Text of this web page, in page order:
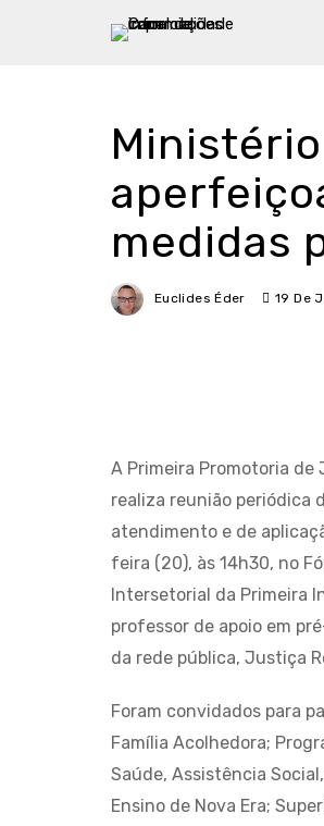
medidas
Euclides Éder 19 De
A Primeira Promotoria
realiza reunião periódica
atendimento e de
feira (20), às 14h30, no
Intersetorial da Primeira
professor de apoio em
da rede pública, Justiça
Foram convidados para
Família Acolhedora;
Saúde, Assistência
Ensino de Nova Era;